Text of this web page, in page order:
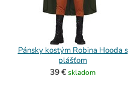
Pánsky kostým Robina Hooda s
plášťom
39 €skladom